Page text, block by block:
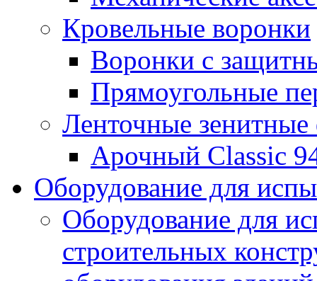
Кровельные воронки
Воронки с
Прямоугольные
Ленточные
Арочный Classic
Оборудование для
Оборудование для
строительных